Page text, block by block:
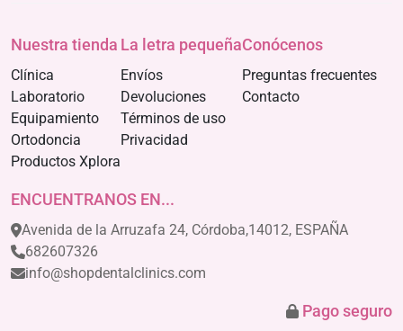
Nuestra tienda
Clínica
Laboratorio
Equipamiento
Ortodoncia
Productos Xplora
La letra pequeña
Envíos
Devoluciones
Términos de uso
Privacidad
Conócenos
Preguntas frecuentes
Contacto
ENCUENTRANOS EN...
Avenida de la Arruzafa 24, Córdoba,14012, ESPAÑA
682607326
info@shopdentalclinics.com
Pago seguro